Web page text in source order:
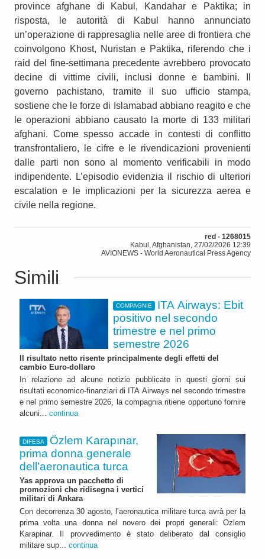
province afghane di Kabul, Kandahar e Paktika; in
risposta, le autorità di Kabul hanno annunciato
un’operazione di rappresaglia nelle aree di frontiera che
coinvolgono Khost, Nuristan e Paktika, riferendo che i
raid del fine-settimana precedente avrebbero provocato
decine di vittime civili, inclusi donne e bambini. Il
governo pachistano, tramite il suo ufficio stampa,
sostiene che le forze di Islamabad abbiano reagito e che
le operazioni abbiano causato la morte di 133 militari
afghani. Come spesso accade in contesti di conflitto
transfrontaliero, le cifre e le rivendicazioni provenienti
dalle parti non sono al momento verificabili in modo
indipendente. L’episodio evidenzia il rischio di ulteriori
escalation e le implicazioni per la sicurezza aerea e
civile nella regione.
red - 1268015
Kabul, Afghanistan, 27/02/2026 12:39
AVIONEWS - World Aeronautical Press Agency
Simili
COMPAGNIE
ITA Airways: Ebit
positivo nel secondo
trimestre e nel primo
semestre 2026
Il risultato netto risente principalmente degli effetti del
cambio Euro-dollaro
In relazione ad alcune notizie pubblicate in questi giorni sui
risultati economico-finanziari di ITA Airways nel secondo trimestre
e nel primo semestre 2026, la compagnia ritiene opportuno fornire
alcuni... continua
DIFESA
Özlem Karapınar,
prima donna generale
dell’aeronautica turca
Yas approva un pacchetto di
promozioni che ridisegna i vertici
militari di Ankara
Con decorrenza 30 agosto, l’aeronautica militare turca avrà per la
prima volta una donna nel novero dei propri generali: Ozlem
Karapinar. Il provvedimento è stato deliberato dal consiglio
militare sup... continua